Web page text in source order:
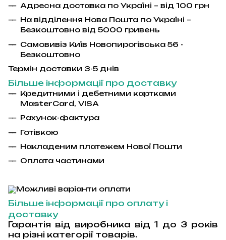
Адресна доставка по Україні – від 100 грн
На відділення Нова Пошта по Україні –
Безкоштовно від 5000 гривень
Самовивіз Київ Новопирогівська 56 -
Безкоштовно
Термін доставки 3-5 днів
Більше інформації про доставку
Кредитними і дебетними картками
MasterCard, VISA
Рахунок-фактура
Готівкою
Накладеним платежем Нової Пошти
Оплата частинами
Більше інформації про оплату і
доставку
Гарантія від виробника від 1 до 3 років
на різні категорії товарів.